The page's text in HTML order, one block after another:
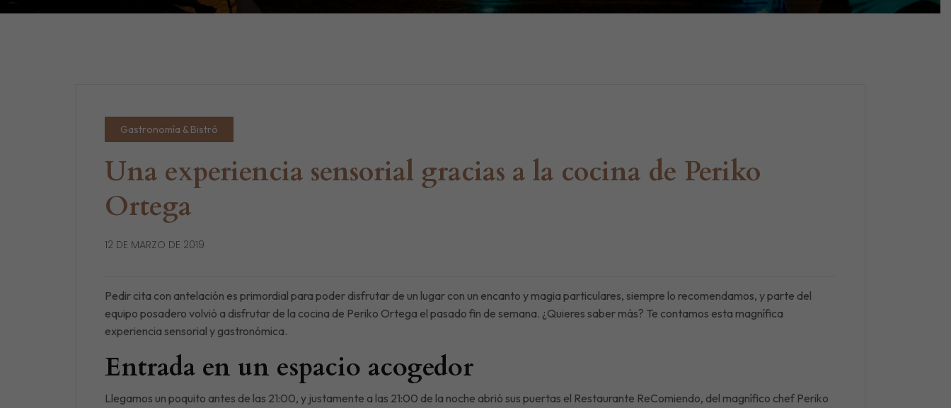
Gastronomía & Bistró
Una experiencia sensorial gracias a la cocina de Periko
Ortega
12 DE MARZO DE 2019
Pedir cita con antelación es primordial para poder disfrutar de un lugar con un encanto y magia particulares, siempre lo recomendamos, y parte del
equipo posadero volvió a disfrutar de la cocina de Periko Ortega el pasado fin de semana. ¿Quieres saber más? Te contamos esta magnífica
experiencia sensorial y gastronómica.
Entrada en un espacio acogedor
Llegamos un poquito antes de las 21:00, y justamente a las 21:00 de la noche abrió sus puertas el Restaurante ReComiendo, del magnífico chef Periko